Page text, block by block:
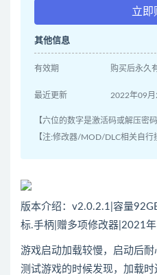
立即
其他信息
有效期 购买后永久
最近更新 2022年09月
【六位的数字是激活码或解压密
【注:修改器/MOD/DLC相关自行
版本介绍：v2.0.2.1|容量
标.手柄|赠多项修改器|2021
游戏启动加载较慢，启动后
测试游戏的时候发现，加载